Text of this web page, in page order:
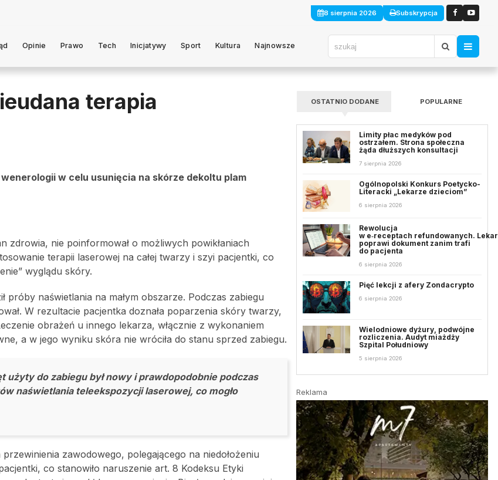
8 sierpnia 2026 Subskrypcja
Opinie Prawo Tech Inicjatywy Sport Kultura Najnowsze
terapia
w celu usunięcia na skórze dekoltu plam
zdrowia, nie poinformował o możliwych powikłaniach
terapii laserowej na całej twarzy i szyi pacjentki, co
wyglądu skóry.
naświetlania na małym obszarze. Podczas zabiegu
W rezultacie pacjentka doznała poparzenia skóry twarzy,
obrażeń u innego lekarza, włącznie z wykonaniem
a w jego wyniku skóra nie wróciła do stanu sprzed zabiegu.
użyty do zabiegu był nowy i prawdopodobnie podczas
naświetlania teleekspozycji laserowej, co mogło
zawodowego, polegającego na niedołożeniu
co stanowiło naruszenie art. 8 Kodeksu Etyki
OSTATNIO DODANE POPULARNE
Limity płac medyków pod
ostrzałem. Strona społeczna
żąda dłuższych konsultacji
7 sierpnia 2026
Ogólnopolski Konkurs Poetycko-
Literacki „Lekarze dzieciom”
6 sierpnia 2026
Rewolucja
w e‑receptach refundowanych.
poprawi dokument zanim trafi
do pacjenta
6 sierpnia 2026
Pięć lekcji z afery Zondacrypto
6 sierpnia 2026
Wielodniowe dyżury, podwójne
rozliczenia. Audyt miażdży
Szpital Południowy
5 sierpnia 2026
Reklama